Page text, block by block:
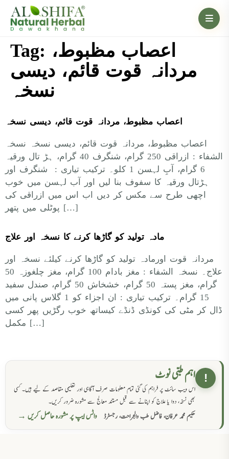
Tag: اعصاب مظبوط،
مردانہ قوت قائم، دیسی
نسخہ
اعصاب مظبوط، مردانہ قوت قائم، دیسی نسخہ
اعصاب مظبوط، مردانہ قوت قائم، دیسی نسخہ نسخہ
الشفاء : ازراقی 250 گرام، شنگرف 40 گرام، ہڑ تال ورقیہ
6 گرام، آبِ لہسن 1 کلو۔ ترکیب تیاری : شنگرف اور
ہڑتال ورقیہ کا سفوف بنا لیں اور آب لہسن میں خوب
اچھی طرح سے مکس کر دیں اب اس میں ازراقی کی
پوٹلی میں پتھر […]
مادہ تولید کو گاڑھا کرنے کا نسخہ اور علاج
مردانہ قوت اورمادہ تولید کو گاڑھا کرنے کیلئے نسخہ اور
علاج۔ نسخہ الشفاء : مغز بادام 100 گرام، مغز چلغوزہ 50
گرام، مغز پستہ 50 گرام، خشخاش 50 گرام، صندل سفید
15 گرام۔ ترکیب تیاری : ان اجزاء کو 1 گلاس پانی میں
ڈال کر مٹی کی کونڈی ڈنڈے کیساتھ خوب رگڑیں پھر کسی
مکمل […]
! اہم طبی نوٹ
اس ویب سائٹ پر فراہم کی گئی تمام معلومات صرف آگاہی اور تعلیمی مقاصد کے لیے ہیں۔ کسی
بھی نسخہ، دوا یا علاج کو اپنانے سے قبل مستند معالج سے مشورہ ضرور کریں۔
حکیم محمد عرفان، فاضل طب والجراحت، رجسٹرڈ
واٹس ایپ پر مشورہ حاصل کریں →